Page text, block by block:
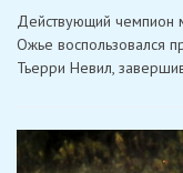
Тянака,
лидерство
Себастьена
субботы
на
Ралли
Действующий чемпион
Ожье воспользовался
Тьерри Невил,